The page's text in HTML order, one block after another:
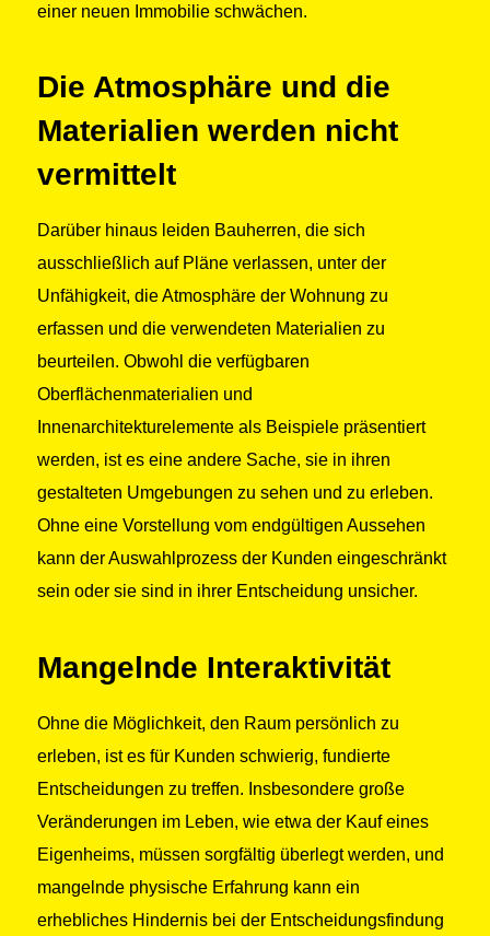
einer neuen Immobilie schwächen.
Die Atmosphäre und die
Materialien werden nicht
vermittelt
Darüber hinaus leiden Bauherren, die sich
ausschließlich auf Pläne verlassen, unter der
Unfähigkeit, die Atmosphäre der Wohnung zu
erfassen und die verwendeten Materialien zu
beurteilen. Obwohl die verfügbaren
Oberflächenmaterialien und
Innenarchitekturelemente als Beispiele präsentiert
werden, ist es eine andere Sache, sie in ihren
gestalteten Umgebungen zu sehen und zu erleben.
Ohne eine Vorstellung vom endgültigen Aussehen
kann der Auswahlprozess der Kunden eingeschränkt
sein oder sie sind in ihrer Entscheidung unsicher.
Mangelnde Interaktivität
Ohne die Möglichkeit, den Raum persönlich zu
erleben, ist es für Kunden schwierig, fundierte
Entscheidungen zu treffen. Insbesondere große
Veränderungen im Leben, wie etwa der Kauf eines
Eigenheims, müssen sorgfältig überlegt werden, und
mangelnde physische Erfahrung kann ein
erhebliches Hindernis bei der Entscheidungsfindung